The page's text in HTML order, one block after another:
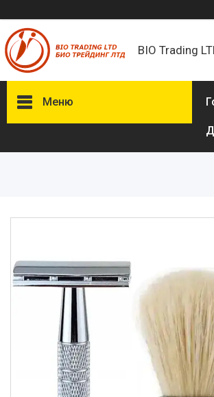
BIO Trading
Меню
Сумки, рюкзаки
Аксесуари з натуральної шкіри
(пітон, крокодил)
Взуття
Екіпірування для полювання та
риболовлі
Засоби приглушення
радіосигналу
Товари з Польщі